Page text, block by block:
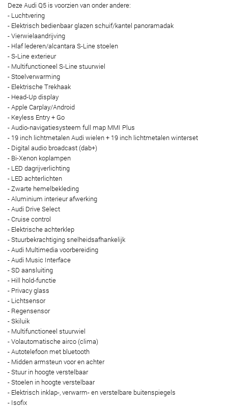
Deze Audi Q5 is voorzien van onder andere:
- Luchtvering
- Elektrisch bedienbaar glazen schuif/kantel panoramadak
- Vierwielaandrijving
- Hlaf lederen/alcantara S-Line stoelen
- S-Line exterieur
- Multifunctioneel S-Line stuurwiel
- Stoelverwarming
- Elektrische Trekhaak
- Head-Up display
- Apple Carplay/Android
- Keyless Entry + Go
- Audio-navigatiesysteem full map MMI Plus
- 19 inch lichtmetalen Audi wielen + 19 inch lichtmetalen winterset
- Digital audio broadcast (dab+)
- Bi-Xenon koplampen
- LED dagrijverlichting
- LED achterlichten
- Zwarte hemelbekleding
- Aluminium interieur afwerking
- Audi Drive Select
- Cruise control
- Elektrische achterklep
- Stuurbekrachtiging snelheidsafhankelijk
- Audi Multimedia voorbereiding
- Audi Music Interface
- SD aansluiting
- Hill hold-functie
- Privacy glass
- Lichtsensor
- Regensensor
- Skiluik
- Multifunctioneel stuurwiel
- Volautomatische airco (clima)
- Autotelefoon met bluetooth
- Midden armsteun voor en achter
- Stuur in hoogte verstelbaar
- Stoelen in hoogte verstelbaar
- Elektrisch inklap-, verwarm- en verstelbare buitenspiegels
- Isofix